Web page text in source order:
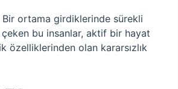
Bir ortama girdiklerinde sürekli
çeken bu insanlar, aktif bir hayat
özelliklerinden olan kararsızlık